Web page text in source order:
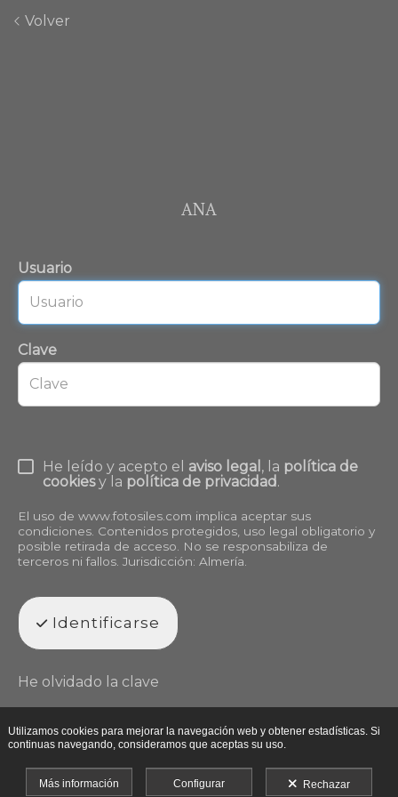
Volver
ANA
Usuario
Clave
He leído y acepto el aviso legal , la política de
cookiesy la política de privacidad.
El uso de www.fotosiles.com implica aceptar sus
condiciones. Contenidos protegidos, uso legal obligatorio y
posible retirada de acceso. No se responsabiliza de
terceros ni fallos. Jurisdicción: Almería.
Identificarse
He olvidado la clave
Utilizamos cookies para mejorar la navegación web y obtener estadísticas. Si
continuas navegando, consideramos que aceptas su uso.
Más información Configurar Rechazar